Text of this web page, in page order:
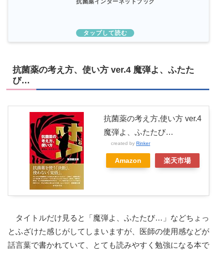
抗菌薬の考え方、使い方 ver.4 魔弾よ、ふたた
び…
抗菌薬の考え方,使い方 ver.4
魔弾よ、ふたたび…
created by Rinker
Amazon 楽天市場
タイトルだけ見ると「魔弾よ、ふたたび…」などちょっ
とふざけた感じがしてしまいますが、医師の使用感などが
話言葉で書かれていて、とても読みやすく勉強になる本で